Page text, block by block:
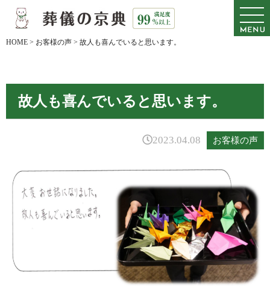
HOME > お客様の声 > 故人も喜んでいると思います。
故人も喜んでいると思います。
2023.04.08 お客様の声